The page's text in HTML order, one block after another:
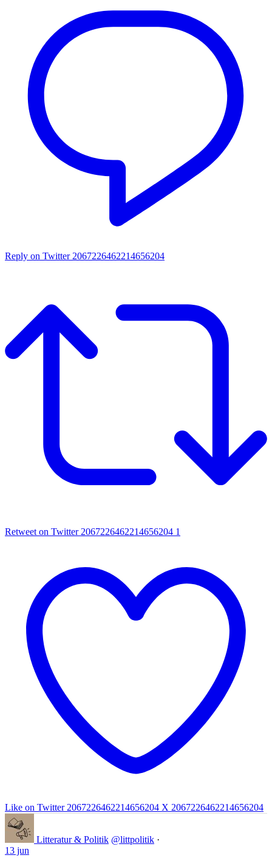
Reply on Twitter 2067226462214656204
Retweet on Twitter 2067226462214656204 1
Like on Twitter 2067226462214656204 X 2067226462214656204
Litteratur & Politik @littpolitik ·
13 jun